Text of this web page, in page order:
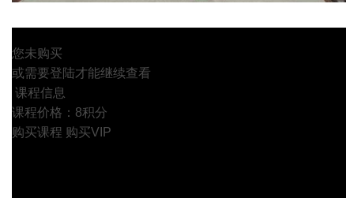
您未购买
或需要登陆才能继续查看
课程信息
课程价格：8积分
购买课程 购买VIP